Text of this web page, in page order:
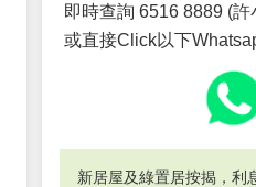
即時查詢 6516 8889 (許
或直接Click以下
新居屋及綠置居按揭，利